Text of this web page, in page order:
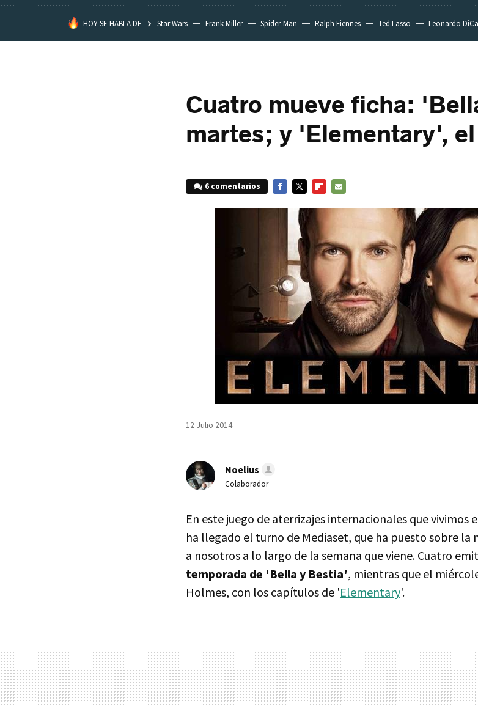
HOY SE HABLA DE Star Wars Frank Miller Spider-Man Ralph Fiennes Ted Lasso Leonardo
Cuatro mueve ficha:
martes; y 'Elementary',
6 comentarios
12 Julio 2014
Noelius
Colaborador
En este juego de aterrizajes internacionales que vivimos
ha llegado el turno de Mediaset, que ha puesto sobre la
a nosotros a lo largo de la semana que viene. Cuatro
temporada de 'Bella y Bestia', mientras que el
Holmes, con los capítulos de 'Elementary'.